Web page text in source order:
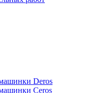
Deros
Ceros